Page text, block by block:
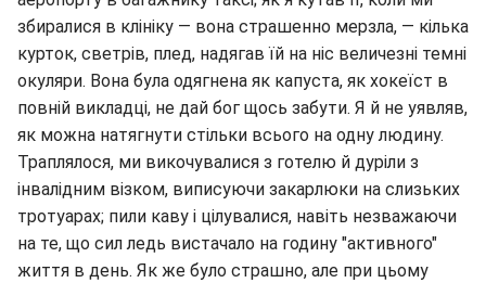
збиралися в клініку — вона страшенно мерзла, — кілька
курток, светрів, плед, надягав їй на ніс величезні темні
окуляри. Вона була одягнена як капуста, як хокеїст в
повній викладці, не дай бог щось забути. Я й не уявляв,
як можна натягнути стільки всього на одну людину.
Траплялося, ми викочувалися з готелю й дуріли з
інвалідним візком, виписуючи закарлюки на слизьких
тротуарах; пили каву і цілувалися, навіть незважаючи
на те, що сил ледь вистачало на годину "активного"
життя в день. Як же було страшно, але при цьому